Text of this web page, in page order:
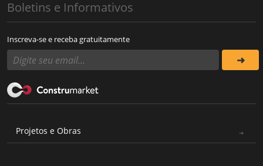
Boletins e Informativos
Inscreva-se e receba gratuitamente
Projetos e Obras